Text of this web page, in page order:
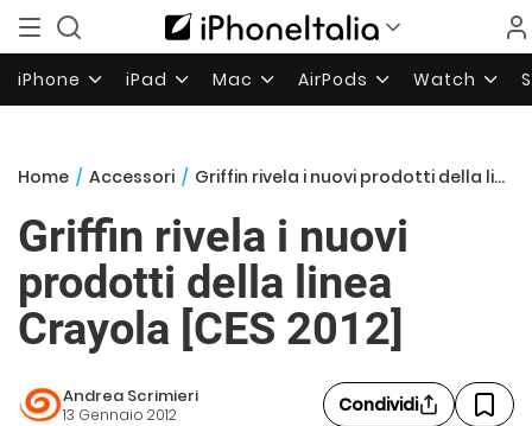
iPhone iPad Mac AirPods Watch
Home / Accessori / Griffin rivela i nuovi prodotti della linea Crayola [CES 2012]
Griffin rivela i nuovi
prodotti della linea
Crayola [CES 2012]
Andrea Scrimieri
13 Gennaio 2012 Condividi